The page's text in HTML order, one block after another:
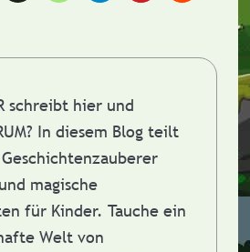
schreibt hier und
In diesem Blog teilt
magische
für Kinder. Tauche ein
Welt von